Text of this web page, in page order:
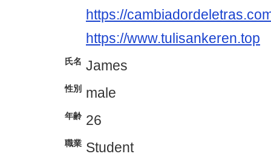
https://
https://www.tulisankeren.top
氏名 James
性別 male
年齢 26
職業 Student